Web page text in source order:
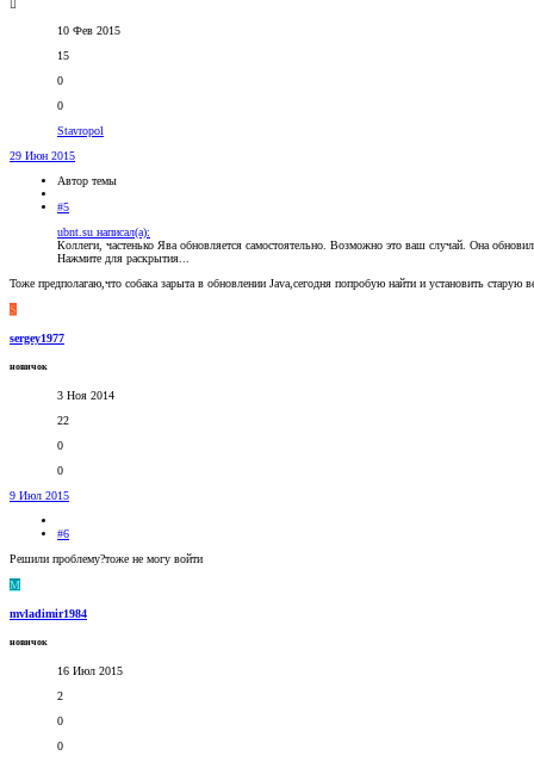
10 Фев 2015
15
0
0
Stavropol
29 Июн 2015
Автор темы
#5
ubnt.su написал(а):
Коллеги, частенько Ява обновляется самостоятельно. Возможно это ваш случай. Она
Нажмите для раскрытия...
Тоже предполагаю,что собака зарыта в обновлении Java,сегодня попробую найти и установить старую
S
sergey1977
новичок
3 Ноя 2014
22
0
0
9 Июл 2015
#6
Решили проблему?тоже не могу войти
M
mvladimir1984
новичок
16 Июл 2015
2
0
0